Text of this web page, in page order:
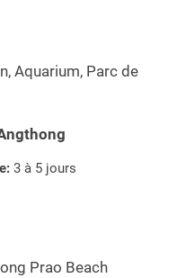
Aquarium, Parc de
3 à 5 jours
Prao Beach